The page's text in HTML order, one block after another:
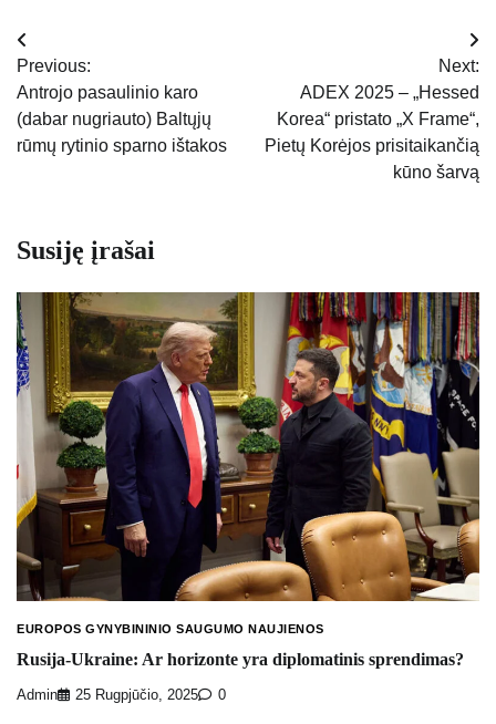
Navigacija
tarp
įrašų
Previous:
Antrojo pasaulinio karo
(dabar nugriauto) Baltųjų
rūmų rytinio sparno ištakos
Next:
ADEX 2025 – „Hessed
Korea“ pristato „X Frame“,
Pietų Korėjos prisitaikančią
kūno šarvą
Susiję įrašai
EUROPOS GYNYBININIO SAUGUMO NAUJIENOS
Rusija-Ukraine: Ar horizonte yra diplomatinis sprendimas?
Admin 25 Rugpjūčio, 2025 0